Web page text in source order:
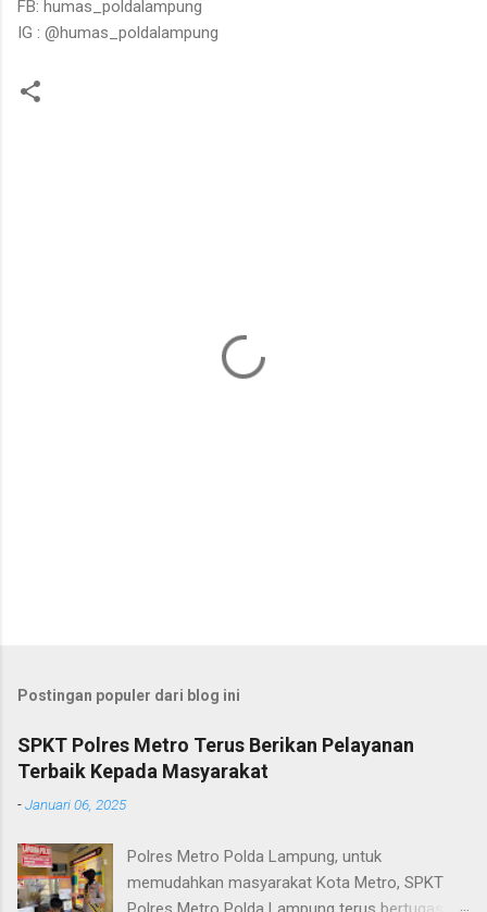
FB: humas_poldalampung
IG : @humas_poldalampung
Postingan populer dari blog ini
SPKT Polres Metro Terus Berikan Pelayanan
Terbaik Kepada Masyarakat
-Januari 06, 2025
Polres Metro Polda Lampung, untuk
memudahkan masyarakat Kota Metro, SPKT